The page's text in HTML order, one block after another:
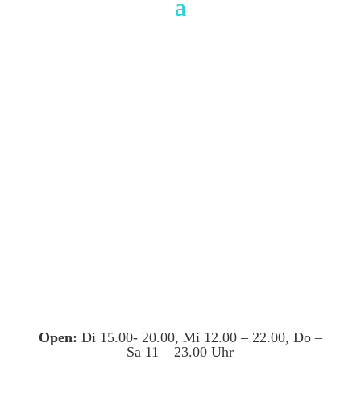
Open: Di 15.00- 20.00, Mi 12.00 – 22.00, Do –
Sa 11 – 23.00 Uhr